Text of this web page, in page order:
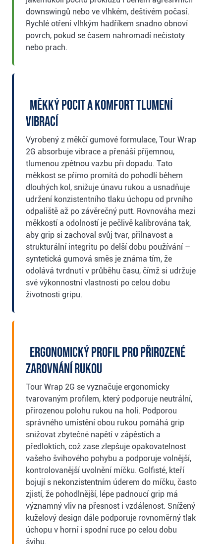
downswingů nebo ve vlhkém, deštivém počasí.
Rychlé otření vlhkým hadříkem snadno obnoví
povrch, pokud se časem nahromadí nečistoty
nebo prach.
Měkký pocit a komfort tlumení
vibrací
Vyrobený z měkčí gumové formulace, Tour Wrap
2G absorbuje vibrace a přenáší příjemnou,
tlumenou zpětnou vazbu při dopadu. Tato
měkkost se přímo promítá do pohodlí během
dlouhých kol, snižuje únavu rukou a usnadňuje
udržení konzistentního tlaku úchopu od prvního
odpaliště až po závěrečný putt. Rovnováha mezi
měkkostí a odolností je pečlivě kalibrována tak,
aby grip si zachoval svůj tvar, přilnavost a
strukturální integritu po delší dobu používání –
syntetická gumová směs je známa tím, že
odolává tvrdnutí v průběhu času, čímž si udržuje
své výkonnostní vlastnosti po celou dobu
životnosti gripu.
Ergonomický profil pro přirozené
zarovnání rukou
Tour Wrap 2G se vyznačuje ergonomicky
tvarovaným profilem, který podporuje neutrální,
přirozenou polohu rukou na holi. Podporou
správného umístění obou rukou pomáhá grip
snižovat zbytečné napětí v zápěstích a
předloktích, což zase zlepšuje opakovatelnost
vašeho švihového pohybu a podporuje volnější,
kontrolovanější uvolnění míčku. Golfisté, kteří
bojují s nekonzistentním úderem do míčku, často
zjistí, že pohodlnější, lépe padnoucí grip má
významný vliv na přesnost i vzdálenost. Snížený
kuželový design dále podporuje rovnoměrný tlak
úchopu v horní i spodní ruce po celou dobu
švihu.